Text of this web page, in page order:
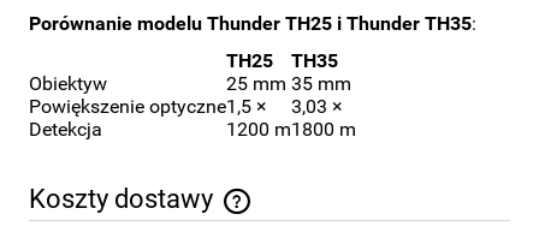
Porównanie modelu Thunder TH25 i Thunder TH35:
TH25
TH35
Obiektyw
25 mm 35 mm
Powiększenie optyczne1,5 ×
3,03 ×
Detekcja
1200 m1800 m
Koszty dostawy
Cena nie zawiera ewentualnych kosztów płatności